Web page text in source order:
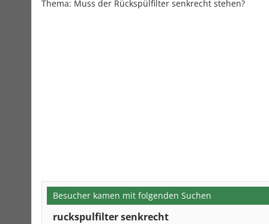
Thema: Muss der Rückspülfilter senkrecht stehen?
Besucher kamen mit folgenden Suchen
ruckspulfilter senkrecht